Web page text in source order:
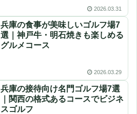
2026.03.31
兵庫の食事が美味しいゴルフ場7
選｜神戸牛・明石焼きも楽しめる
グルメコース
2026.03.29
兵庫の接待向け名門ゴルフ場7選
｜関西の格式あるコースでビジネ
スゴルフ